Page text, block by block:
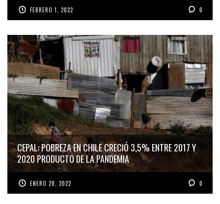
FEBRERO 1, 2022 0
CEPAL: POBREZA EN CHILE CRECIÓ 3,5% ENTRE 2017 Y
2020 PRODUCTO DE LA PANDEMIA
ENERO 28, 2022 0